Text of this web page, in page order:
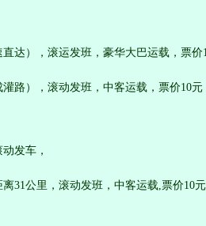
达），滚运发班，豪华大巴运载，票
灌路），滚动发班，中客运载，票价
发车，
31公里，滚动发班，中客运载,票价10